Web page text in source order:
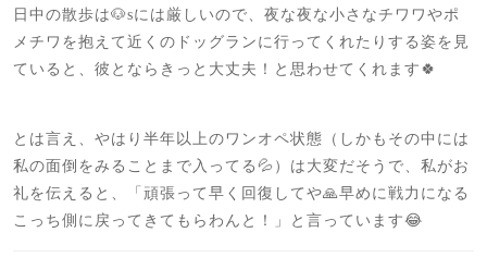
日中の散歩は🐶sには厳しいので、夜な夜な小さなチワワやポ
メチワを抱えて近くのドッグランに行ってくれたりする姿を見
ていると、彼とならきっと大丈夫！と思わせてくれます🍀
とは言え、やはり半年以上のワンオペ状態（しかもその中には
私の面倒をみることまで入ってる💦）は大変だそうで、私がお
礼を伝えると、「頑張って早く回復してや🙏早めに戦力になる
こっち側に戻ってきてもらわんと！」と言っています😂